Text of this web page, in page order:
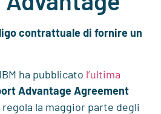
contrattuale di fornire un
IBM ha pubblicato l’ultima
Advantage Agreement
la maggior parte degli